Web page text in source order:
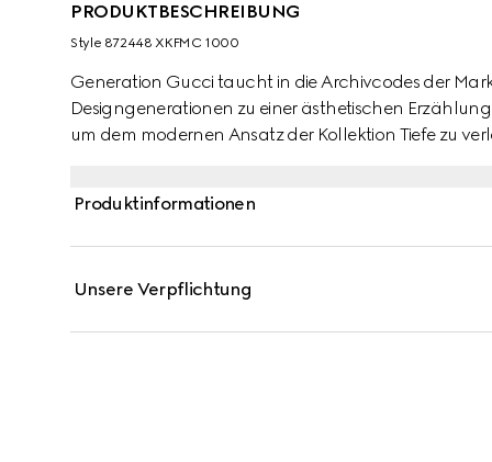
PRODUKTBESCHREIBUNG
Style ‎872448 XKFMC 1000
Generation Gucci taucht in die Archivcodes der
Designgenerationen zu einer ästhetischen
um dem modernen Ansatz der Kollektion Tiefe zu
Produktinformationen
Unsere Verpflichtung